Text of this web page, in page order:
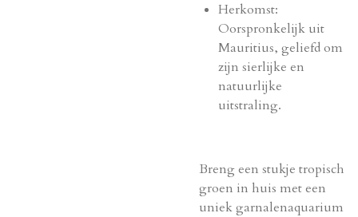
Herkomst:
Oorspronkelijk uit
Mauritius, geliefd om
zijn sierlijke en
natuurlijke
uitstraling.
Breng een stukje tropisch
groen in huis met een
uniek garnalenaquarium